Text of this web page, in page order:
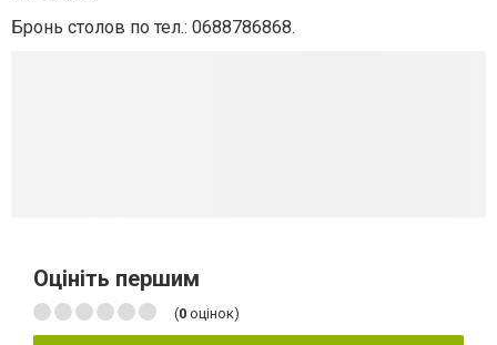
Бронь столов по тел.: 0688786868.
Оцініть першим
(0 оцінок)